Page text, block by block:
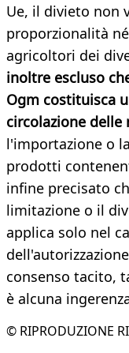
Ue, il divieto non
proporzionalità
agricoltori dei
inoltre escluso
Ogm costituisca
circolazione delle
l'importazione o
prodotti
infine precisato
limitazione o il
applica solo nel
consenso tacito,
è alcuna
© RIPRODUZIONE